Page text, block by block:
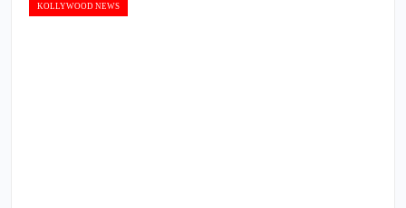
KOLLYWOOD NEWS